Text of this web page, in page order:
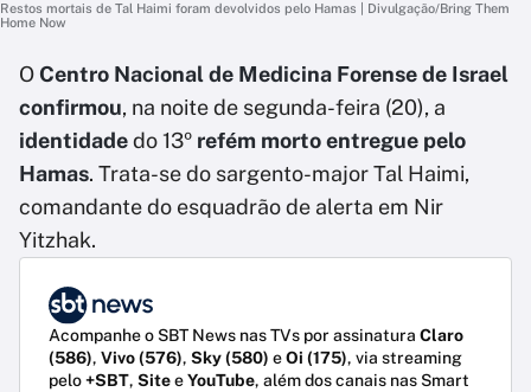
Restos mortais de Tal Haimi foram devolvidos pelo Hamas | Divulgação/Bring Them
Home Now
OCentro Nacional de Medicina Forense de Israel
confirmou, na noite de segunda-feira (20), a
identidadedo 13º refém morto entregue pelo
Hamas. Trata-se do sargento-major Tal Haimi,
comandante do esquadrão de alerta em Nir
Yitzhak.
Acompanhe o SBT News nas TVs por assinatura Claro
(586), Vivo (576), Sky (580) eOi (175), via streaming
pelo+SBT, SiteeYouTube, além dos canais nas Smart